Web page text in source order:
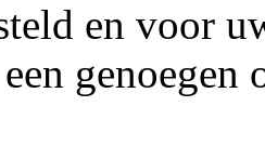
en voor